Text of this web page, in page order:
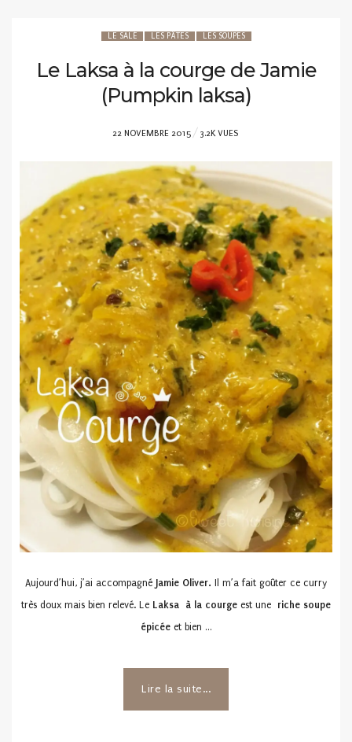
LE SALÉ LES PÂTES LES SOUPES
Le Laksa à la courge de Jamie
(Pumpkin laksa)
POSTED
22 NOVEMBRE 2015 3.2K VUES
Aujourd’hui, j’ai accompagné Jamie Oliver. Il m’a fait goûter ce curry
très doux mais bien relevé. Le Laksa à la courge est une riche soupe
épicée et bien …
Lire la suite...